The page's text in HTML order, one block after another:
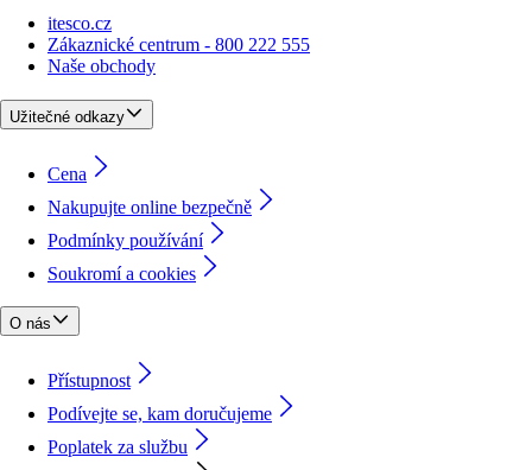
itesco.cz
Zákaznické centrum - 800 222 555
Naše obchody
Užitečné odkazy
Cena
Nakupujte online bezpečně
Podmínky používání
Soukromí a cookies
O nás
Přístupnost
Podívejte se, kam doručujeme
Poplatek za službu